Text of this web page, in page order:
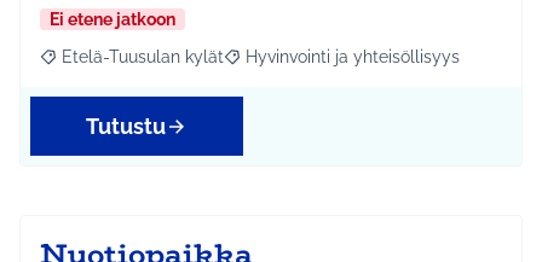
Ei etene jatkoon
Rajaa tulokset aihepiirin mukaan: Etelä-Tuusulan kylät
Etelä-Tuusulan kylät Rajaa tulokset teeman mukaan:
Hyvinvointi ja yhteisöllisyys
Tutustu